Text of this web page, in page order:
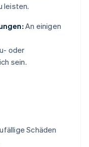
leisten.
An einigen
oder
sein.
Schäden